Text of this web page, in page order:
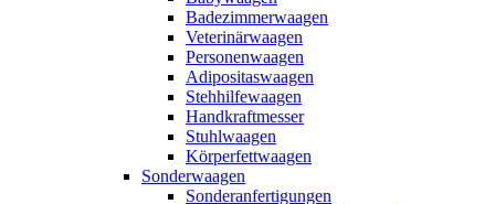
Badezimmerwaagen
Veterinärwaagen
Personenwaagen
Adipositaswaagen
Stehhilfewaagen
Handkraftmesser
Stuhlwaagen
Körperfettwaagen
Sonderwaagen
Sonderanfertigungen